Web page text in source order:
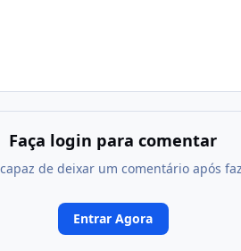
Faça login para comentar
de deixar um comentário após
Entrar Agora